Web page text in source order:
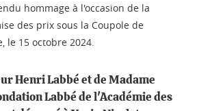
hommage à l'occasion de la
des prix sous la Coupole de
le 15 octobre 2024.
Henri Labbé et de Madame
Labbé de l'Académie des